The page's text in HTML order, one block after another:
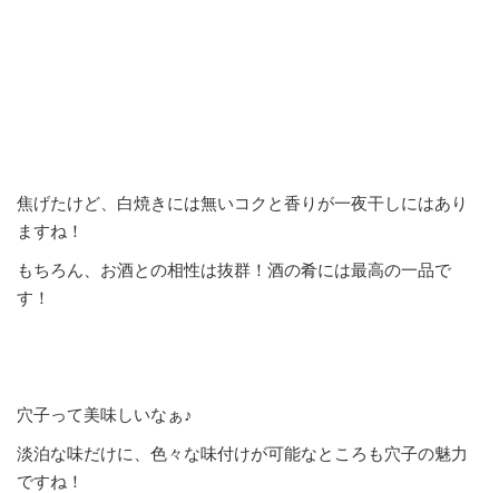
焦げたけど、白焼きには無いコクと香りが一夜干しにはあり
ますね！
もちろん、お酒との相性は抜群！酒の肴には最高の一品で
す！
穴子って美味しいなぁ♪
淡泊な味だけに、色々な味付けが可能なところも穴子の魅力
ですね！